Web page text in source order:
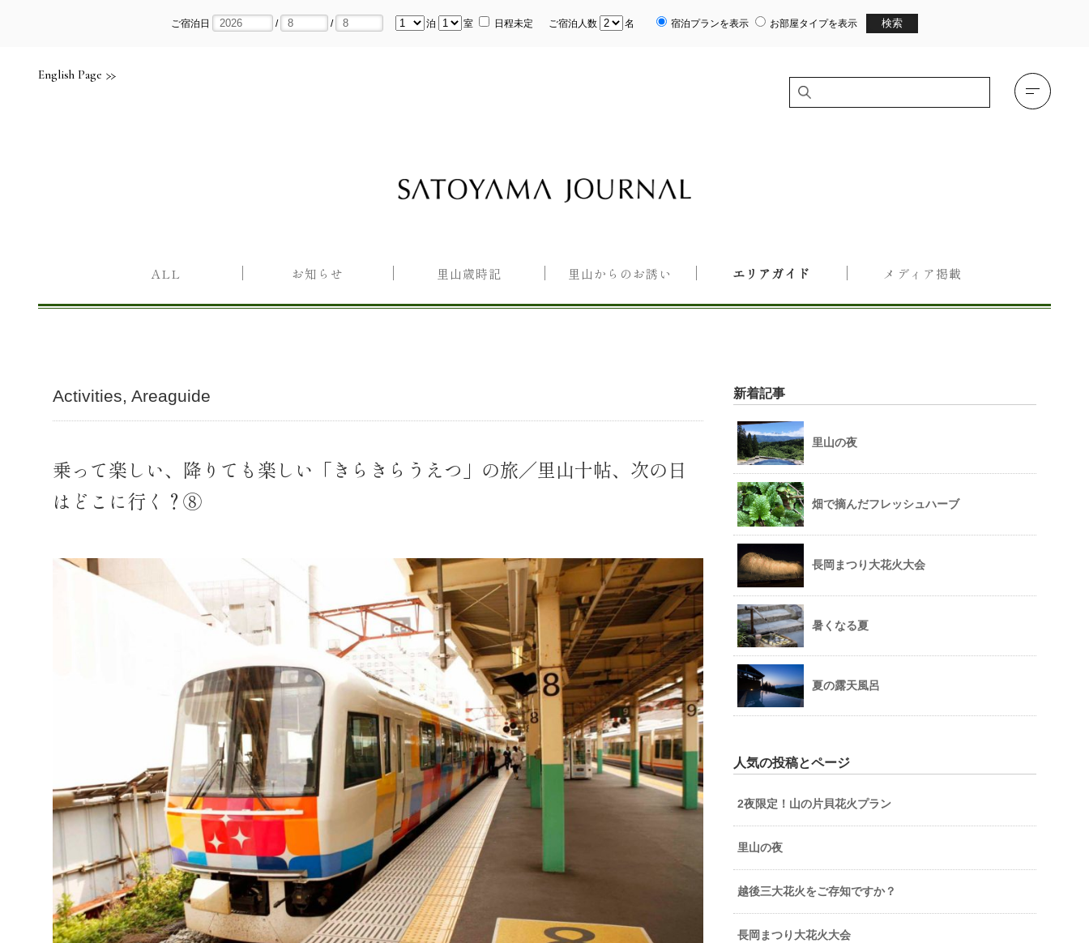
English Page
ご宿泊日 / / 泊 室 日程未定 ご宿泊人数 名 宿泊プランを表示 お部屋タイプを表示
ALL お知らせ 里山歳時記 里山からのお誘い エリアガイド メディア掲載
Activities Areaguide
乗って楽しい、降りても楽しい「きらきらうえつ」の旅／里山十帖、次の日
はどこに行く？⑧
新着記事
里山の夜
畑で摘んだフレッシュハーブ
長岡まつり大花火大会
暑くなる夏
夏の露天風呂
人気の投稿とページ
2夜限定！山の片貝花火プラン
里山の夜
越後三大花火をご存知ですか？
長岡まつり大花火大会